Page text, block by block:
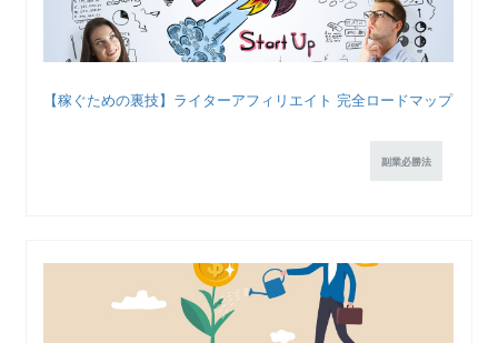
【稼ぐための裏技】ライターアフィリエイト 完全ロードマップ
副業必勝法